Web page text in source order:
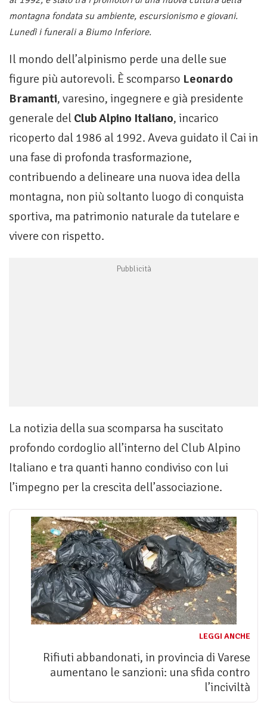
montagna fondata su ambiente, escursionismo e giovani.
Lunedì i funerali a Biumo Inferiore.
Il mondo dell’alpinismo perde una delle sue
figure più autorevoli. È scomparso Leonardo
Bramanti, varesino, ingegnere e già presidente
generale del Club Alpino Italiano, incarico
ricoperto dal 1986 al 1992. Aveva guidato il Cai in
una fase di profonda trasformazione,
contribuendo a delineare una nuova idea della
montagna, non più soltanto luogo di conquista
sportiva, ma patrimonio naturale da tutelare e
vivere con rispetto.
La notizia della sua scomparsa ha suscitato
profondo cordoglio all’interno del Club Alpino
Italiano e tra quanti hanno condiviso con lui
l’impegno per la crescita dell’associazione.
LEGGI ANCHE
Rifiuti abbandonati, in provincia di Varese
aumentano le sanzioni: una sfida contro
l’inciviltà